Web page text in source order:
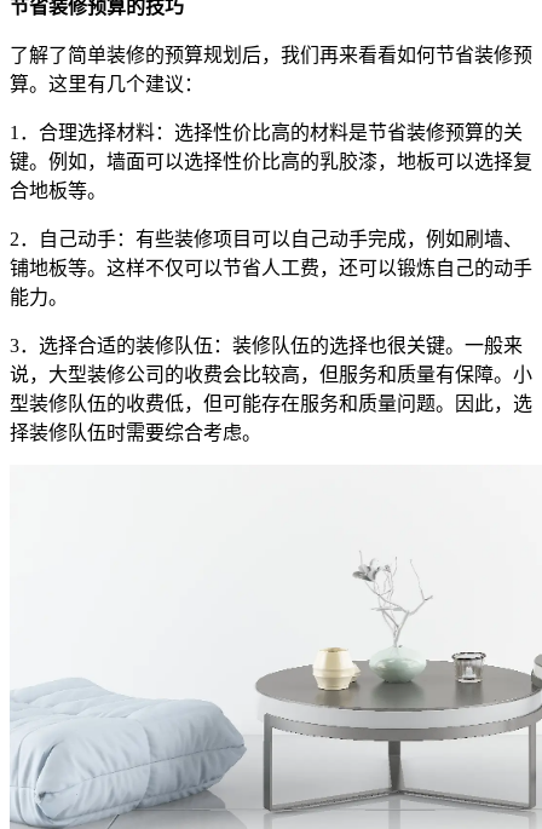
节省装修预算的技巧
了解了简单装修的预算规划后，我们再来看看如何节省装修预
算。这里有几个建议：
1．合理选择材料：选择性价比高的材料是节省装修预算的关
键。例如，墙面可以选择性价比高的乳胶漆，地板可以选择复
合地板等。
2．自己动手：有些装修项目可以自己动手完成，例如刷墙、
铺地板等。这样不仅可以节省人工费，还可以锻炼自己的动手
能力。
3．选择合适的装修队伍：装修队伍的选择也很关键。一般来
说，大型装修公司的收费会比较高，但服务和质量有保障。小
型装修队伍的收费低，但可能存在服务和质量问题。因此，选
择装修队伍时需要综合考虑。